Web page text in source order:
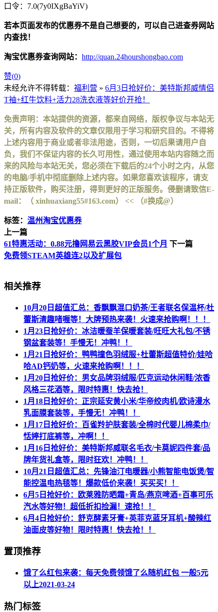
口令：7.0(7y0IXgBaYiV)
若本页面发布的优惠券不是自己想要的，可以自己进查券网站
内查找！
淘宝优惠券查询网站： http://quan.24hourshongbao.com
赞(0)
未经允许不得转载： 福利营 » 6月3日抢好价：美特斯邦威情侣
T袖+红牛饮料+活力28洗衣液等好价开抢！
免责声明：本站提供的资源，都来自网络，版权争议与本站无
关，所有内容及软件的文章仅限用于学习和研究目的。不得将
上述内容用于商业或者非法用途，否则，一切后果请用户自
负，我们不保证内容的长久可用性，通过使用本站内容随之而
来的风险与本站无关，您必须在下载后的24个小时之内，从您
的电脑/手机中彻底删除上述内容。如果您喜欢该程序，请支
持正版软件，购买注册，得到更好的正版服务。侵删请致信E-
mail：（ xinhuaxiang55#163.com） << （#换成@）
标签： 温州淘宝优惠券
上一篇
61特惠活动：0.88元撸网易云黑胶VIP会员1个月 下一篇
免费领STEAM英雄连2以及扩展包
相关推荐
10月20日超值汇总：香飘飘混口奶茶/王者联名保温杯/杜
蕾斯清趣啫喱等！大牌预热来袭！火速来抢购啊！！！
1月23日抢好价：冰洁暖蚕羊保暖套装/旺旺大礼包/不锈
钢盆套装等！手慢无！冲鸭！！
1月21日抢好价：鸭鸭撞色羽绒服+杜蕾斯超值特价/娃哈
哈AD钙奶等，火速来抢购啊！！！
1月20日抢好价：男女品牌羽绒服/匹克运动休闲鞋/浓香
风格三花酒等，限时特惠！快去抢！
1月18日抢好价：正宗延安黄小米/华帝绞肉机/欧诗漫水
乳面膜套装等，手慢无！冲鸭！！
1月17日抢好价：百雀羚护肤套装/全棉时代婴儿棉柔巾/
恬婷打底裤等，冲啊！！
1月16日抢好价：美特斯邦威联名毛衣/卡莫妮四件套/品
牌年货礼盒等，限时狂欢！冲鸭！！
10月21日超值汇总：先锋油汀电暖器/小熊智能电饭煲/智
能控温电热毯等！爆款低价来袭！买买买！！
6月5日抢好价：欧莱雅防晒霜+青岛/燕京啤酒+百事可乐
汽水等好物！超低折扣捡漏！速抢！！
6月4日抢好价：舒克酵素牙膏+英菲克蓝牙耳机+酸辣红
油面皮等好物！限时特惠！快去抢！！
置顶推荐
饿了么红包来袭：每天免费领饿了么随机红包 一般5元
以上2021-03-24
热门标签